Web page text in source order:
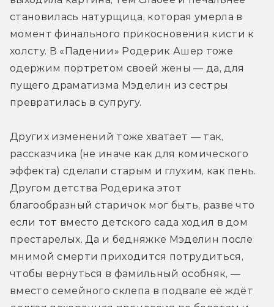
становилась натурщица, которая умерла в
момент финального прикосновения кисти к
холсту. В «Падении» Родерик Ашер тоже
одержим портретом своей жены — да, для
пущего драматизма Мэделин из сестры
превратилась в супругу.
Других изменений тоже хватает — так,
рассказчика (не иначе как для комического
эффекта) сделали старым и глухим, как пень.
Другом детства Родерика этот
благообразный старичок мог быть, разве что
если тот вместо детского сада ходил в дом
престарелых. Да и бедняжке Мэделин после
мнимой смерти приходится потрудиться,
чтобы вернуться в фамильный особняк, —
вместо семейного склепа в подвале её ждёт